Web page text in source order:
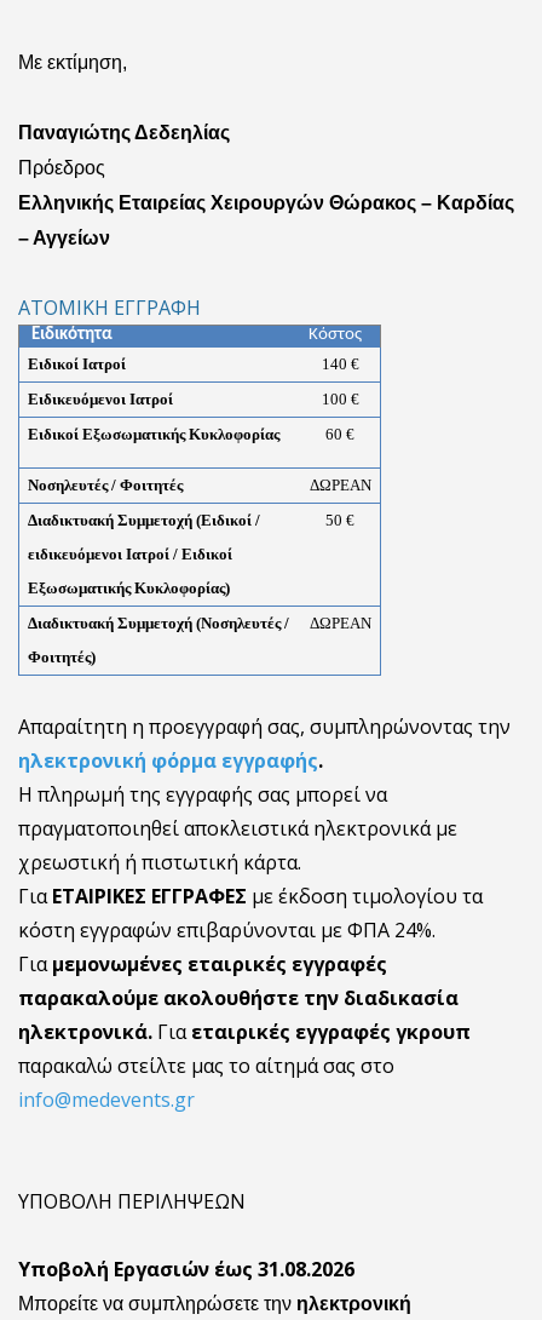
Με εκτίμηση,
Παναγιώτης Δεδεηλίας
Πρόεδρος
Ελληνικής Εταιρείας Χειρουργών Θώρακος – Καρδίας
– Αγγείων
ATOMIKH ΕΓΓΡΑΦΗ
Ειδικότητα
Κόστος
Ειδικοί Ιατροί
140 €
Ειδικευόμενοι Ιατροί
100 €
Ειδικοί Εξωσωματικής Κυκλοφορίας
60 €
Νοσηλευτές / Φοιτητές
ΔΩΡΕΑΝ
Διαδικτυακή Συμμετοχή (Ειδικοί /
ειδικευόμενοι Ιατροί / Ειδικοί
Εξωσωματικής Κυκλοφορίας)
50 €
Διαδικτυακή Συμμετοχή (Νοσηλευτές /
Φοιτητές)
ΔΩΡΕΑΝ
Απαραίτητη η προεγγραφή σας, συμπληρώνοντας την
ηλεκτρονική φόρμα εγγραφής.
Η πληρωμή της εγγραφής σας μπορεί να
πραγματοποιηθεί αποκλειστικά ηλεκτρονικά με
χρεωστική ή πιστωτική κάρτα.
ΓιαΕΤΑΙΡΙΚΕΣ ΕΓΓΡΑΦΕΣ με έκδοση τιμολογίου τα
κόστη εγγραφών επιβαρύνονται με ΦΠΑ 24%.
Γιαμεμονωμένες εταιρικές εγγραφές
παρακαλούμε ακολουθήστε την διαδικασία
ηλεκτρονικά. Γιαεταιρικές εγγραφές γκρουπ
παρακαλώ στείλτε μας το αίτημά σας στο
info@medevents.gr
ΥΠΟΒΟΛΗ ΠΕΡΙΛΗΨΕΩΝ
Υποβολή Εργασιών έως 31.08.2026
Μπορείτε να συμπληρώσετε την ηλεκτρονική